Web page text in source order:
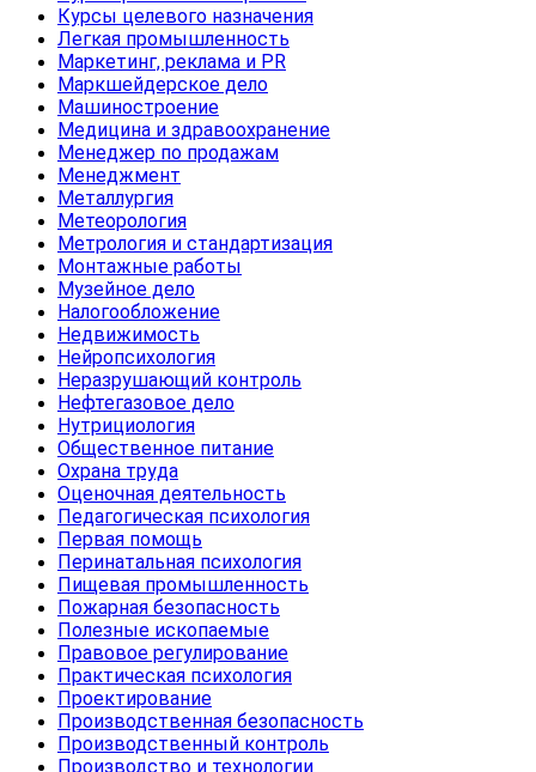
Курсы целевого назначения
Легкая промышленность
Маркетинг, реклама и PR
Маркшейдерское дело
Машиностроение
Медицина и здравоохранение
Менеджер по продажам
Менеджмент
Металлургия
Метеорология
Метрология и стандартизация
Монтажные работы
Музейное дело
Налогообложение
Недвижимость
Нейропсихология
Неразрушающий контроль
Нефтегазовое дело
Нутрициология
Общественное питание
Охрана труда
Оценочная деятельность
Педагогическая психология
Первая помощь
Перинатальная психология
Пищевая промышленность
Пожарная безопасность
Полезные ископаемые
Правовое регулирование
Практическая психология
Проектирование
Производственная безопасность
Производственный контроль
Производство и технологии